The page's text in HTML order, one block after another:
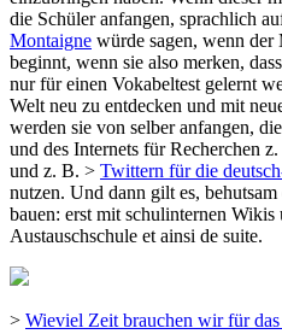
die Schüler anfangen, sprachlich
Montaigne würde sagen, wenn der
beginnt, wenn sie also merken,
nur für einen Vokabeltest gelernt
Welt neu zu entdecken und mit
werden sie von selber anfangen,
und des Internets für Recherchen
und z. B. > Twittern für die
nutzen. Und dann gilt es,
bauen: erst mit schulinternen
Austauschschule et ainsi de suite.
> Wieviel Zeit brauchen wir für